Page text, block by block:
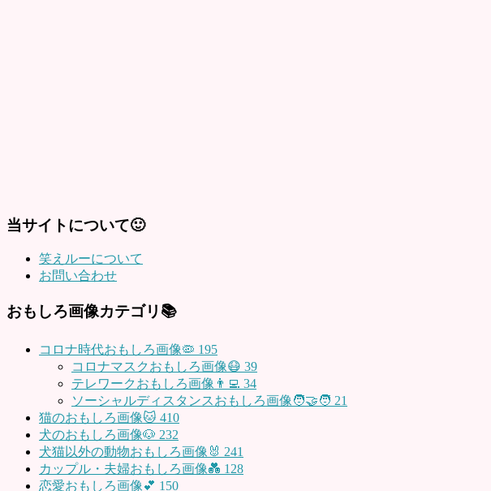
当サイトについて🙂
笑えルーについて
お問い合わせ
おもしろ画像カテゴリ📚
コロナ時代おもしろ画像🦠 195
コロナマスクおもしろ画像😷 39
テレワークおもしろ画像👨‍💻 34
ソーシャルディスタンスおもしろ画像🧑‍🤝‍🧑 21
猫のおもしろ画像🐱 410
犬のおもしろ画像🐶 232
犬猫以外の動物おもしろ画像🐰 241
カップル・夫婦おもしろ画像💑 128
恋愛おもしろ画像💕 150